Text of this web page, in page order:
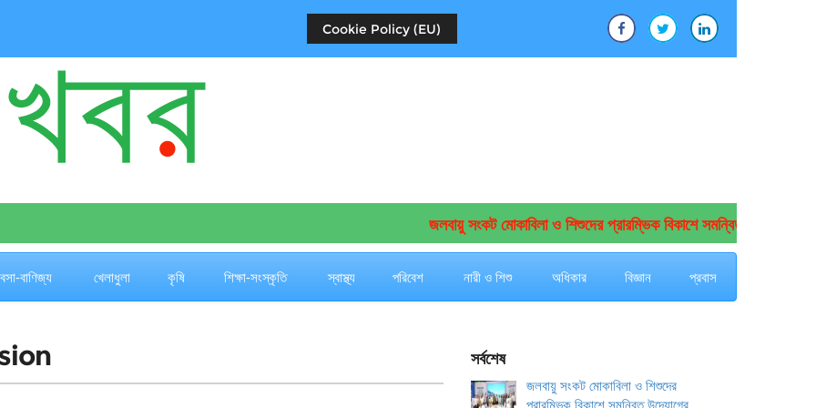
Cookie Policy (EU)
জলবায়ু সংকট মোকাবিলা ও শিশুদের প্রারম্ভিক বিকাশে সমন্বিত উদ্যোগের আহ্বান
বাণিজ্য খেলাধুলা কৃষি শিক্ষা-সংস্কৃতি স্বাস্থ্য পরিবেশ নারী ও শিশু অধিকার বিজ্ঞান প্রবাস
সর্বশেষ
জলবায়ু সংকট মোকাবিলা ও শিশুদের
প্রারম্ভিক বিকাশে সমন্বিত উদ্যোগের